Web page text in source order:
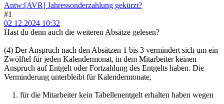
Antw:[AVR] Jahressonderzahlung gekürzt?
#1
02.12.2024 10:32
Hast du denn auch die weiteren Absätze gelesen?
(4) Der Anspruch nach den Absätzen 1 bis 3 vermindert sich um ein
Zwölftel für jeden Kalendermonat, in dem Mitarbeiter keinen
Anspruch auf Entgelt oder Fortzahlung des Entgelts haben. Die
Verminderung unterbleibt für Kalendermonate,
1. für die Mitarbeiter kein Tabellenentgelt erhalten haben wegen